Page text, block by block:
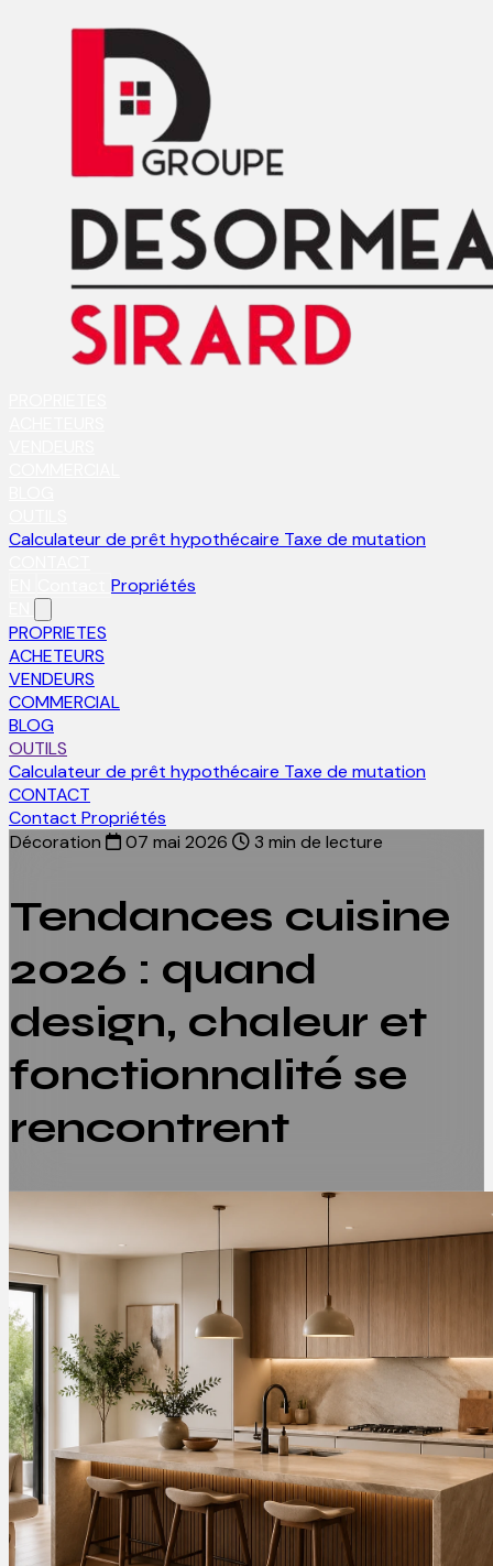
Calculateur de prêt hypothécaire Taxe de mutation
Propriétés
PROPRIETES
ACHETEURS
VENDEURS
COMMERCIAL
BLOG
OUTILS
Calculateur de prêt hypothécaire Taxe de mutation
CONTACT
Contact Propriétés
Décoration
07 mai 2026 3 min de lecture
Tendances cuisine
2026 : quand
design, chaleur et
fonctionnalité se
rencontrent